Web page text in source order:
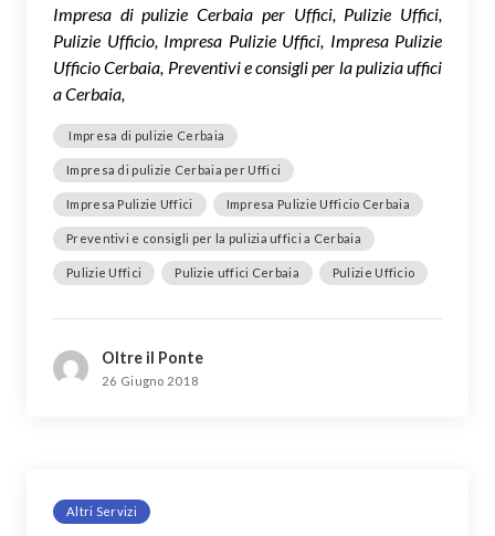
Impresa di pulizie Cerbaia per Uffici, Pulizie Uffici,
Pulizie Ufficio, Impresa Pulizie Uffici, Impresa Pulizie
Ufficio Cerbaia, Preventivi e consigli per la pulizia uffici
a Cerbaia,
Impresa di pulizie Cerbaia
Impresa di pulizie Cerbaia per Uffici
Impresa Pulizie Uffici Impresa Pulizie Ufficio Cerbaia
Preventivi e consigli per la pulizia uffici a Cerbaia
Pulizie Uffici Pulizie uffici Cerbaia Pulizie Ufficio
Oltre il Ponte
26 Giugno 2018
Altri Servizi